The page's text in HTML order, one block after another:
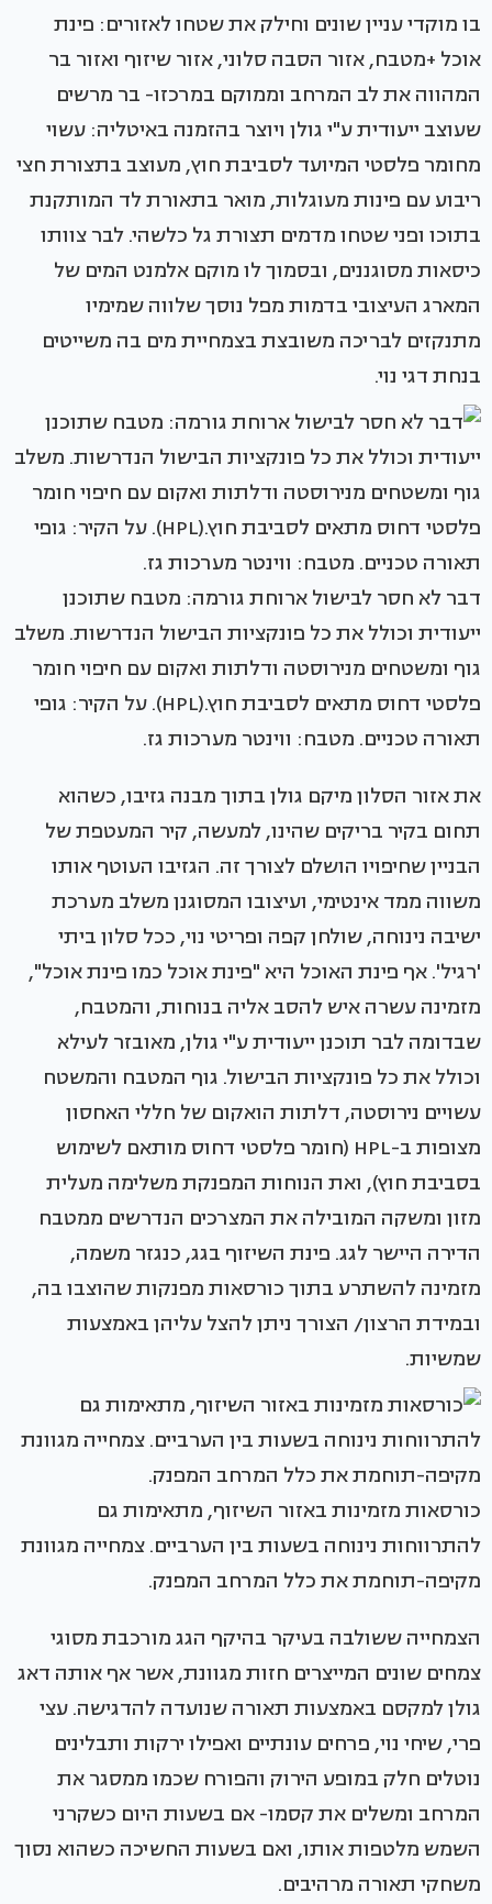
בו מוקדי עניין שונים וחילק את שטחו לאזורים: פינת
אוכל +מטבח, אזור הסבה סלוני, אזור שיזוף ואזור בר
המהווה את לב המרחב וממוקם במרכזו- בר מרשים
שעוצב ייעודית ע"י גולן ויוצר בהזמנה באיטליה: עשוי
מחומר פלסטי המיועד לסביבת חוץ, מעוצב בתצורת חצי
ריבוע עם פינות מעוגלות, מואר בתאורת לד המותקנת
בתוכו ופני שטחו מדמים תצורת גל כלשהי. לבר צוותו
כיסאות מסוגננים, ובסמוך לו מוקם אלמנט המים של
המארג העיצובי בדמות מפל נוסך שלווה שמימיו
מתנקזים לבריכה משובצת בצמחיית מים בה משייטים
בנחת דגי נוי.
דבר לא חסר לבישול ארוחת גורמה: מטבח שתוכנן
ייעודית וכולל את כל פונקציות הבישול הנדרשות. משלב
גוף ומשטחים מנירוסטה ודלתות ואקום עם חיפוי חומר
פלסטי דחוס מתאים לסביבת חוץ.(HPL). על הקיר: גופי
תאורה טכניים. מטבח: ווינטר מערכות גז.
את אזור הסלון מיקם גולן בתוך מבנה גזיבו, כשהוא
תחום בקיר בריקים שהינו, למעשה, קיר המעטפת של
הבניין שחיפויו הושלם לצורך זה. הגזיבו העוטף אותו
משווה ממד אינטימי, ועיצובו המסוגנן משלב מערכת
ישיבה נינוחה, שולחן קפה ופריטי נוי, ככל סלון ביתי
'רגיל'. אף פינת האוכל היא "פינת אוכל כמו פינת אוכל",
מזמינה עשרה איש להסב אליה בנוחות, והמטבח,
שבדומה לבר תוכנן ייעודית ע"י גולן, מאובזר לעילא
וכולל את כל פונקציות הבישול. גוף המטבח והמשטח
עשויים נירוסטה, דלתות הואקום של חללי האחסון
מצופות ב-HPL (חומר פלסטי דחוס מותאם לשימוש
בסביבת חוץ), ואת הנוחות המפנקת משלימה מעלית
מזון ומשקה המובילה את המצרכים הנדרשים ממטבח
הדירה היישר לגג. פינת השיזוף בגג, כנגזר משמה,
מזמינה להשתרע בתוך כורסאות מפנקות שהוצבו בה,
ובמידת הרצון/ הצורך ניתן להצל עליהן באמצעות
שמשיות.
כורסאות מזמינות באזור השיזוף, מתאימות גם
להתרווחות נינוחה בשעות בין הערביים. צמחייה מגוונת
מקיפה-תוחמת את כלל המרחב המפנק.
הצמחייה ששולבה בעיקר בהיקף הגג מורכבת מסוגי
צמחים שונים המייצרים חזות מגוונת, אשר אף אותה דאג
גולן למקסם באמצעות תאורה שנועדה להדגישה. עצי
פרי, שיחי נוי, פרחים עונתיים ואפילו ירקות ותבלינים
נוטלים חלק במופע הירוק והפורח שכמו ממסגר את
המרחב ומשלים את קסמו- אם בשעות היום כשקרני
השמש מלטפות אותו, ואם בשעות החשיכה כשהוא נסוך
משחקי תאורה מרהיבים.